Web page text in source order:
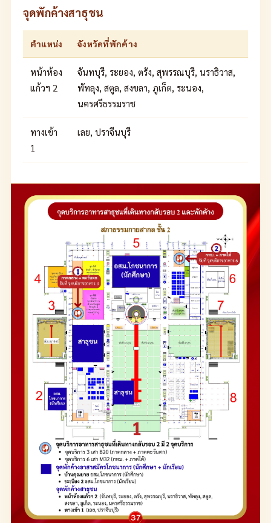
จุดพักค้างสาธุชน
ตำแหน่ง จังหวัดที่พักค้าง
หน้าห้อง
แก้วฯ 2
จันทบุรี, ระยอง, ตรัง, สุพรรณบุรี, นราธิวาส,
พัทลุง, สตูล, สงขลา, ภูเก็ต, ระนอง,
นครศรีธรรมราช
ทางเข้า
1
เลย, ปราจีนบุรี